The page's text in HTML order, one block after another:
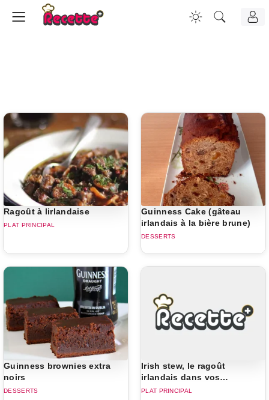
Ragoût à lirlandaise
PLAT PRINCIPAL
Guinness Cake (gâteau
irlandais à la bière brune)
DESSERTS
Guinness brownies extra
noirs
DESSERTS
Irish stew, le ragoût
irlandais dans vos
assiettes
PLAT PRINCIPAL